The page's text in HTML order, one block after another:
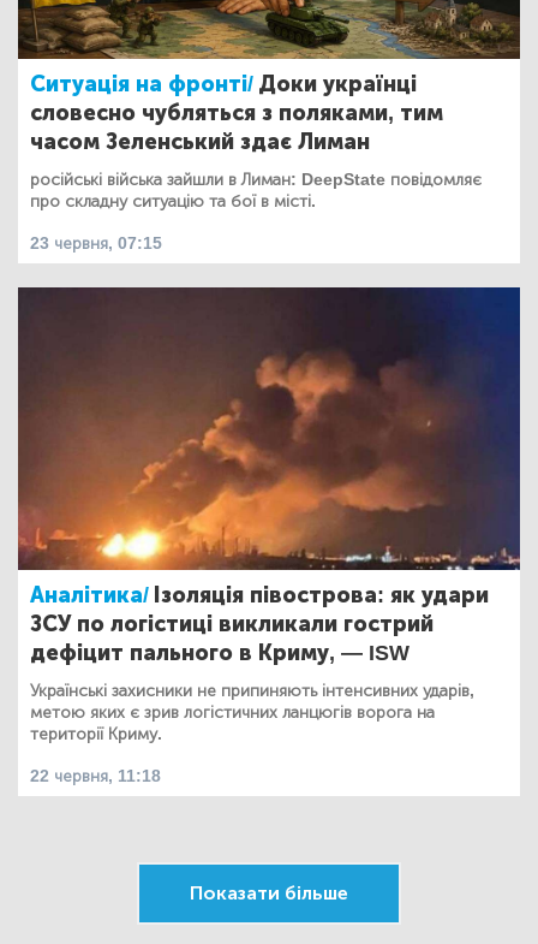
Ситуація на фронті/ Доки українці
словесно чубляться з поляками, тим
часом Зеленський здає Лиман
російські війська зайшли в Лиман: DeepState повідомляє
про складну ситуацію та бої в місті.
23 червня, 07:15
Аналітика/ Ізоляція півострова: як удари
ЗСУ по логістиці викликали гострий
дефіцит пального в Криму, — ISW
Українські захисники не припиняють інтенсивних ударів,
метою яких є зрив логістичних ланцюгів ворога на
території Криму.
22 червня, 11:18
Показати більше